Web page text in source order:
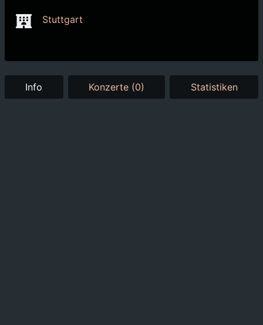
Stuttgart
Info Konzerte (0) Statistiken